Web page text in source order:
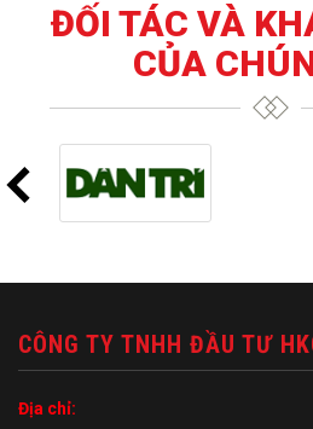
ĐỐI TÁC VÀ
CỦA
CÔNG TY TNHH ĐẦU TƯ
Địa chỉ: